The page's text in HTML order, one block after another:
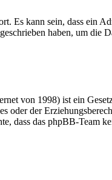
Es kann sein, dass ein
haben, um die
von 1998) ist ein
oder der
dass das phpBB-Team